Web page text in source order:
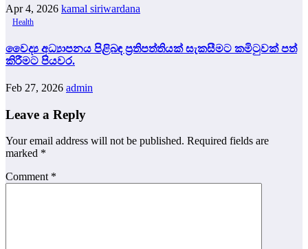
Apr 4, 2026 kamal siriwardana
Health
වෛද්‍ය අධ්‍යාපනය පිළිබඳ ප්‍රතිපත්තියක් සැකසීමට කමිටුවක් පත්
කිරීමට පියවර.
Feb 27, 2026 admin
Leave a Reply
Your email address will not be published. Required fields are
marked *
Comment *